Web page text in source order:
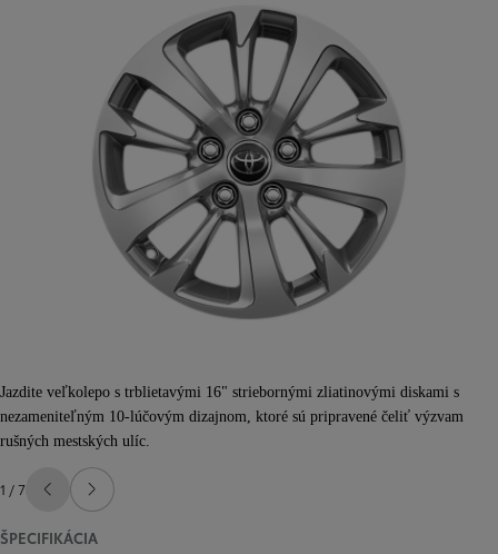
Jazdite veľkolepo s trblietavými 16" striebornými zliatinovými diskami s
nezameniteľným 10-lúčovým dizajnom, ktoré sú pripravené čeliť výzvam
rušných mestských ulíc.
1 / 7 Predchádzajúca stránka
Ďalšia stránka
ŠPECIFIKÁCIA